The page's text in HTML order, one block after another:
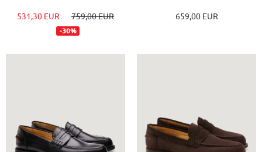
531,30 EUR 759,00 EUR
-30%
659,00 EUR